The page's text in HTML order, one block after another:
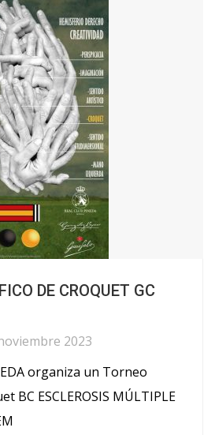
DE CROQUET GC
2023
organiza un Torneo
BC ESCLEROSIS MÚLTIPLE